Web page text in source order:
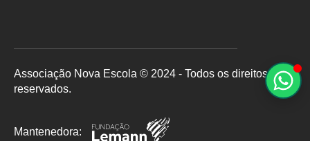
Facebook
TwitterInstagram
LinkedInYouTube
Associação Nova Escola © 2024 - Todos os direitos
reservados.
Mantenedora: